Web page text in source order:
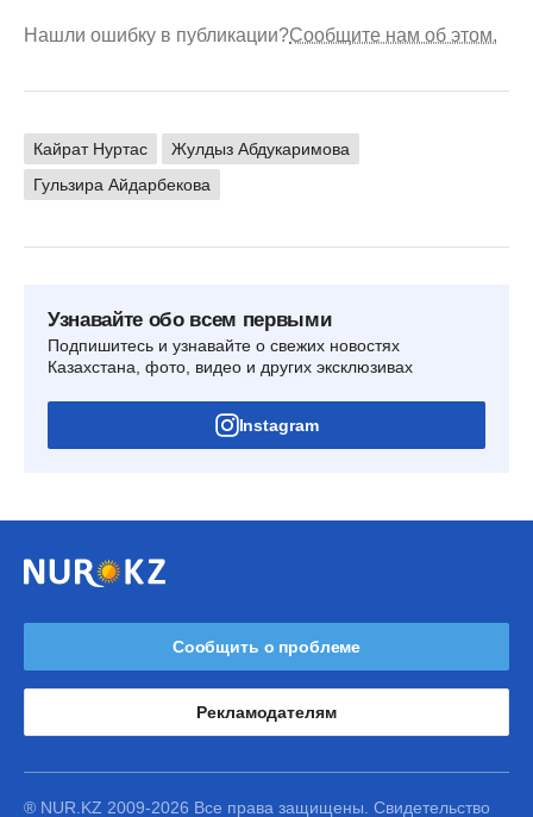
Нашли ошибку в публикации?Сообщите нам об этом.
Кайрат Нуртас
Жулдыз Абдукаримова
Гульзира Айдарбекова
Узнавайте обо всем первыми
Подпишитесь и узнавайте о свежих новостях
Казахстана, фото, видео и других эксклюзивах
Instagram
Сообщить о проблеме
Рекламодателям
® NUR.KZ 2009-2026 Все права защищены. Свидетельство